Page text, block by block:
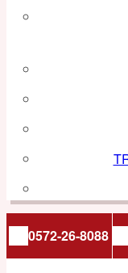
0572-26-8088